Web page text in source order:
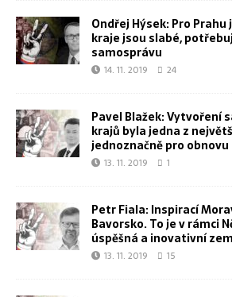
Ondřej Hýsek: Pro
kraje jsou slabé,
samosprávu
14. 11. 2019 24
Pavel Blažek: Vytvoření
krajů byla jedna z
jednoznačně pro
13. 11. 2019 1
Petr Fiala: Inspirací
Bavorsko. To je v rámci
úspěšná a inovativní
13. 11. 2019 15